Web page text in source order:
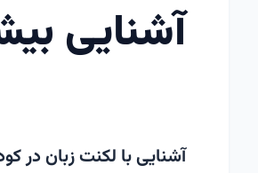
آشنایی
آشنایی با لکنت زبان در